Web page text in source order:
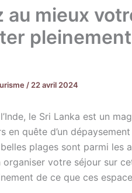
au mieux
/ 22 avril 2024
le Sri Lanka est un
en quête d’un
plages sont parmi
votre séjour sur
de ce que ces